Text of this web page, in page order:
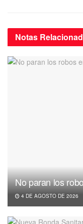
Notas
No paran los
4 DE AGOSTO DE 2026